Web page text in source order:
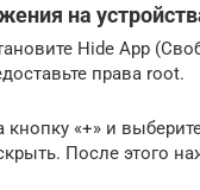
на
Hide App
права root.
кнопку «+» и
После этого